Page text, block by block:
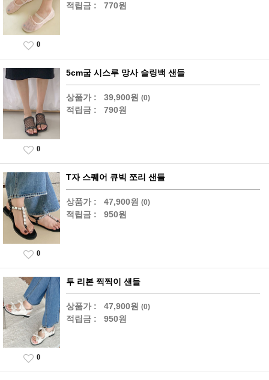
적립금 : 770원
0
5cm굽 시스루 망사 슬링백 샌들
상품가 : 39,900원 (0)
적립금 : 790원
0
T자 스퀘어 큐빅 쪼리 샌들
상품가 : 47,900원 (0)
적립금 : 950원
0
투 리본 찍찍이 샌들
상품가 : 47,900원 (0)
적립금 : 950원
0